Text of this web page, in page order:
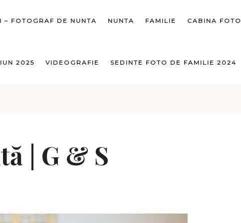
– FOTOGRAF DE NUNTA NUNTA FAMILIE CABINA FOTO
2025 VIDEOGRAFIE SEDINTE FOTO DE FAMILIE 2024
| G & S